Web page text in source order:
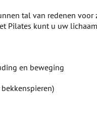
tal van redenen
Pilates kunt u uw
en beweging
bekkenspieren)